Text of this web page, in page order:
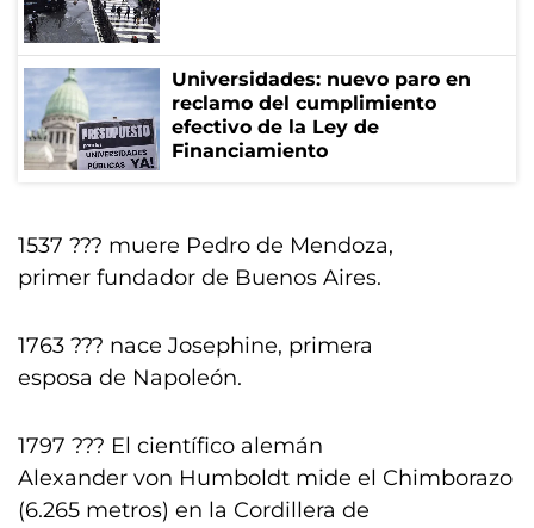
Universidades: nuevo paro en
reclamo del cumplimiento
efectivo de la Ley de
Financiamiento
1537 ??? muere Pedro de Mendoza,
primer fundador de Buenos Aires.
1763 ??? nace Josephine, primera
esposa de Napoleón.
1797 ??? El científico alemán
Alexander von Humboldt mide el Chimborazo
(6.265 metros) en la Cordillera de